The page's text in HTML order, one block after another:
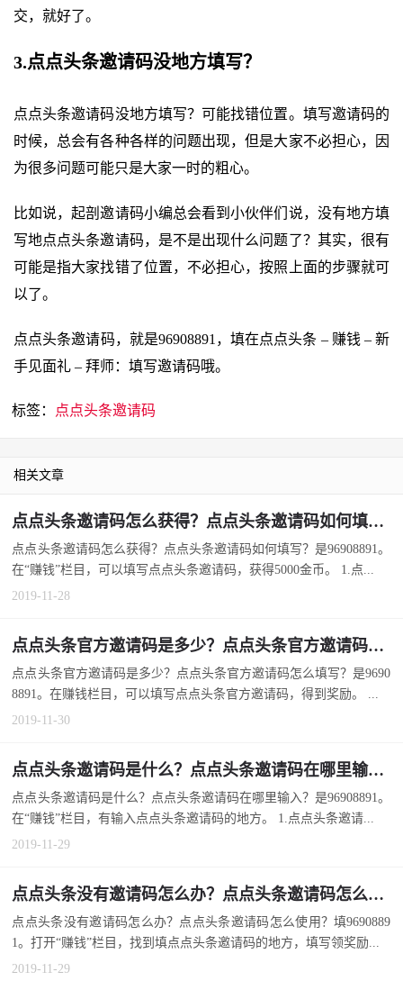
交，就好了。
3.点点头条邀请码没地方填写？
点点头条邀请码没地方填写？可能找错位置。填写邀请码的
时候，总会有各种各样的问题出现，但是大家不必担心，因
为很多问题可能只是大家一时的粗心。
比如说，起剖邀请码小编总会看到小伙伴们说，没有地方填
写地点点头条邀请码，是不是出现什么问题了？其实，很有
可能是指大家找错了位置，不必担心，按照上面的步骤就可
以了。
点点头条邀请码，就是96908891，填在点点头条 – 赚钱 – 新
手见面礼 – 拜师：填写邀请码哦。
标签： 点点头条邀请码
相关文章
点点头条邀请码怎么获得？点点头条邀请码如何填写？
点点头条邀请码怎么获得？点点头条邀请码如何填写？是96908891。
在“赚钱”栏目，可以填写点点头条邀请码，获得5000金币。 1.点...
2019-11-28
点点头条官方邀请码是多少？点点头条官方邀请码怎么填写？
点点头条官方邀请码是多少？点点头条官方邀请码怎么填写？是9690
8891。在赚钱栏目，可以填写点点头条官方邀请码，得到奖励。 ...
2019-11-30
点点头条邀请码是什么？点点头条邀请码在哪里输入？
点点头条邀请码是什么？点点头条邀请码在哪里输入？是96908891。
在“赚钱”栏目，有输入点点头条邀请码的地方。 1.点点头条邀请...
2019-11-29
点点头条没有邀请码怎么办？点点头条邀请码怎么使用？
点点头条没有邀请码怎么办？点点头条邀请码怎么使用？填9690889
1。打开“赚钱”栏目，找到填点点头条邀请码的地方，填写领奖励...
2019-11-29